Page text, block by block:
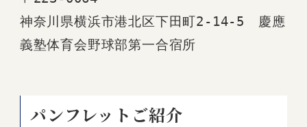
神奈川県横浜市港北区下田町2-14-5　慶應
義塾体育会野球部第一合宿所
パンフレットご紹介